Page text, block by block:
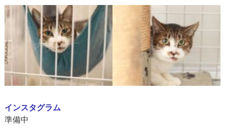
インスタグラム
準備中